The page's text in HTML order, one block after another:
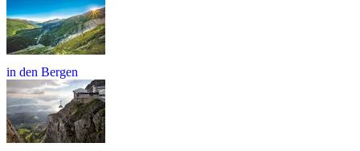
in den Bergen